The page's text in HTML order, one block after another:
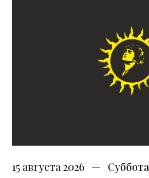
15 августа 2026 Суббота